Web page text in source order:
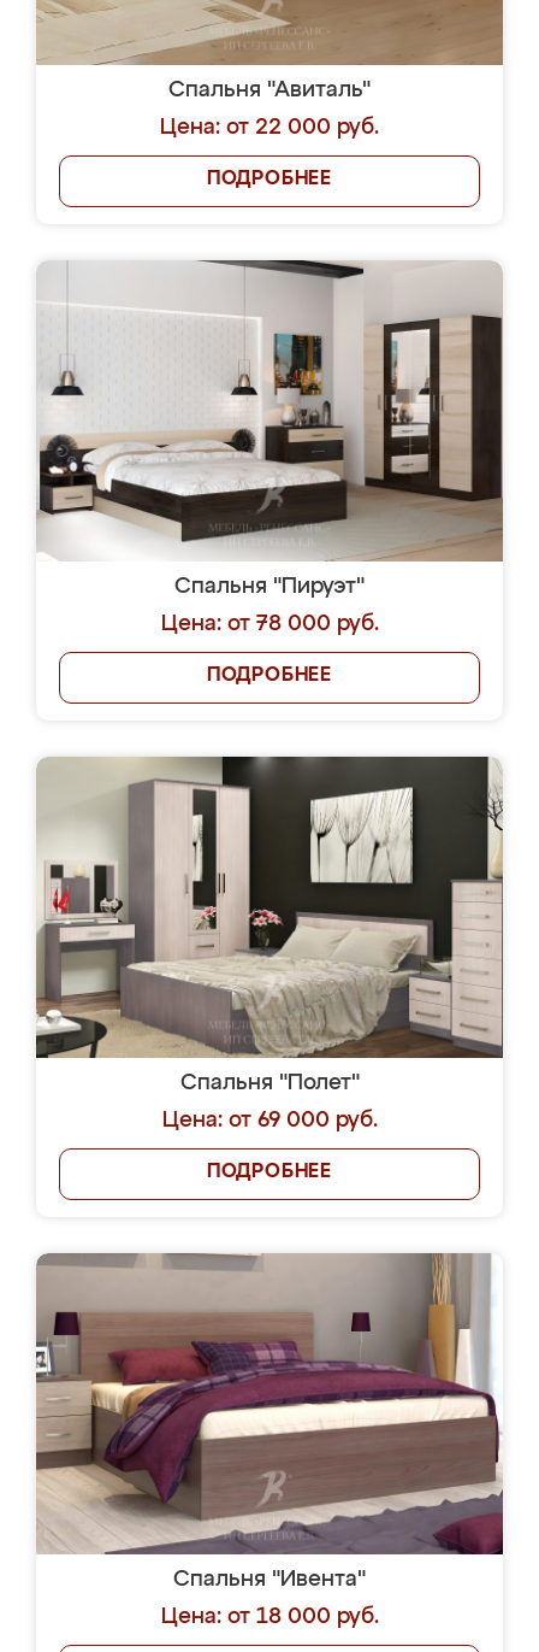
Спальня "Авиталь"
Цена: от 22 000 руб.
ПОДРОБНЕЕ
Спальня "Пируэт"
Цена: от 78 000 руб.
ПОДРОБНЕЕ
Спальня "Полет"
Цена: от 69 000 руб.
ПОДРОБНЕЕ
Спальня "Ивента"
Цена: от 18 000 руб.